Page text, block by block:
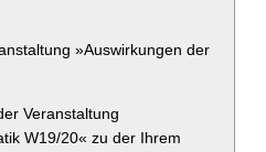
»Auswirkungen der
Veranstaltung
W19/20« zu der Ihrem